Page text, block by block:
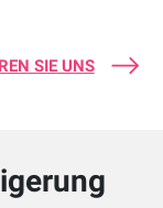
SIE UNS